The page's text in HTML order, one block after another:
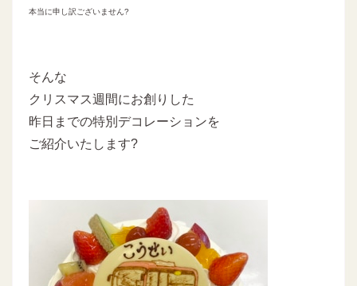
本当に申し訳ございません?
そんな
クリスマス週間にお創りした
昨日までの特別デコレーションを
ご紹介いたします?